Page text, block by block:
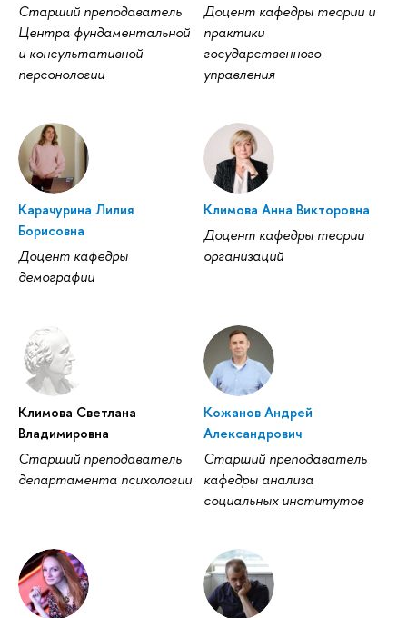
Старший преподаватель
Центра фундаментальной
и консультативной
персонологии
Доцент кафедры теории и
практики
государственного
управления
Карачурина Лилия
Борисовна
Доцент кафедры
демографии
Климова Анна Викторовна
Доцент кафедры теории
организаций
Климова Светлана
Владимировна
Старший преподаватель
департамента психологии
Кожанов Андрей
Александрович
Старший преподаватель
кафедры анализа
социальных институтов